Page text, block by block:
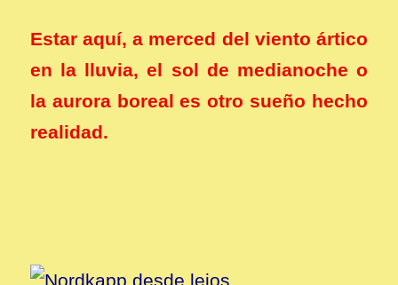
Estar aquí, a merced del viento ártico
en la lluvia, el sol de medianoche o
la aurora boreal es otro sueño hecho
realidad.